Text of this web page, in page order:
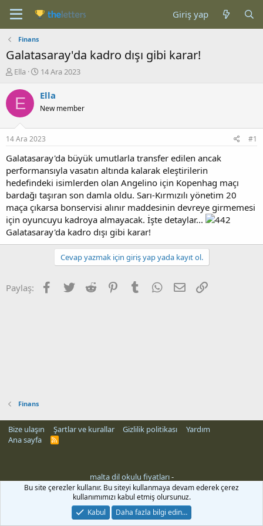
Giriş yap
Finans
Galatasaray'da kadro dışı gibi karar!
K
n
b
u
u
b
a
l
a
t
a
n
Ella
B
ş
a
g
ı
ç
a
r
i
h
i
14 Ara 2023
E Ella
New member
14 Ara 2023 #1
Galatasaray'da büyük umutlarla transfer edilen ancak
performansıyla vasatın altında kalarak eleştirilerin
hedefindeki isimlerden olan Angelino için Kopenhag maçı
bardağı taşıran son damla oldu. Sarı-Kırmızılı yönetim 20
maça çıkarsa bonservisi alınır maddesinin devreye girmemesi
için oyuncuyu kadroya almayacak. İşte detaylar...
Galatasaray'da kadro dışı gibi karar!
Cevap yazmak için giriş yap yada kayıt ol.
Paylaş: Facebook
Twitter Reddit PinterestTumblr WhatsApp
E-posta
Finans
Bize ulaşın Şartlar ve kurallar Gizlilik politikası
Yardım
Ana sayfa
R
malta dil okulu fiyatları-
Bu site çerezler kullanır. Bu siteyi kullanmaya devam ederek çerez
kullanımımızı kabul etmiş olursunuz.
Kabul
Daha fazla bilgi edin…